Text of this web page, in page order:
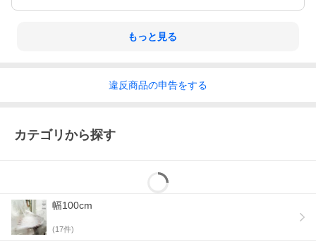
もっと見る
違反商品の申告をする
カテゴリから探す
幅100cm
(17件)